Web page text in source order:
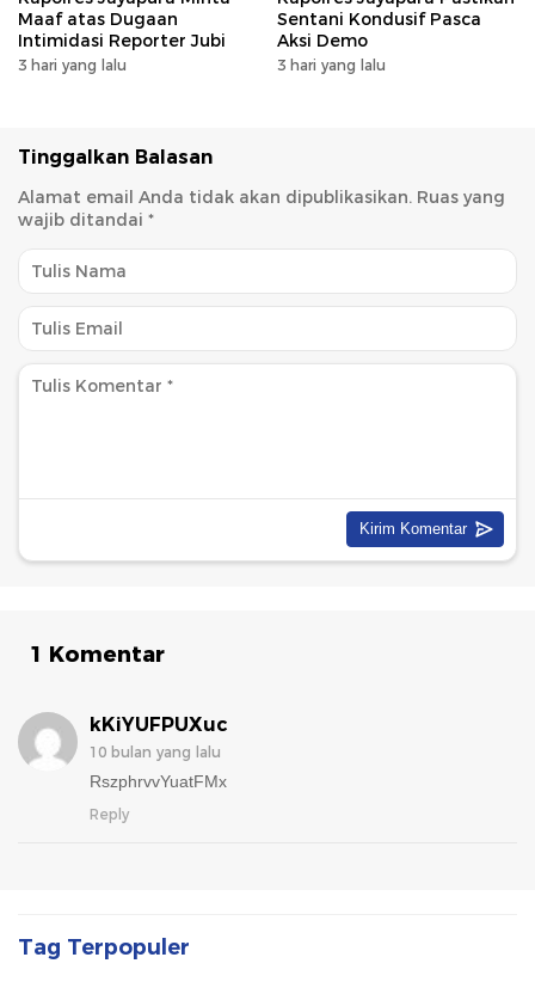
Maaf atas Dugaan
Intimidasi Reporter Jubi
3 hari yang lalu
Sentani Kondusif Pasca
Aksi Demo
3 hari yang lalu
Tinggalkan Balasan
Alamat email Anda tidak akan dipublikasikan. Ruas yang
wajib ditandai *
1 Komentar
kKiYUFPUXuc
10 bulan yang lalu
RszphrvvYuatFMx
Reply
Tag Terpopuler